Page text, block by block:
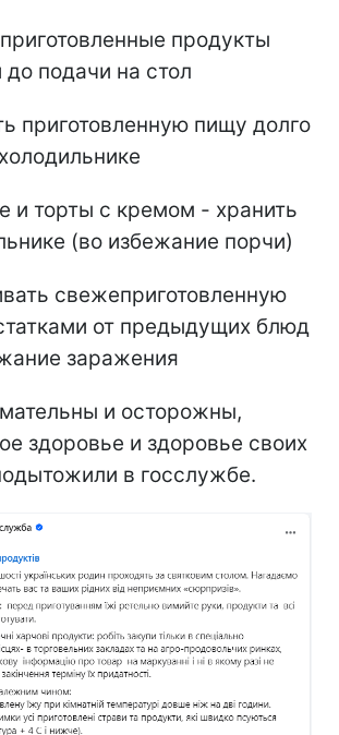
продукты
до подачи на стол
приготовленную пищу долго
и торты с кремом - хранить
(во избежание порчи)
свежеприготовленную
от предыдущих блюд
заражения
и осторожны,
здоровье и здоровье своих
в госслужбе.